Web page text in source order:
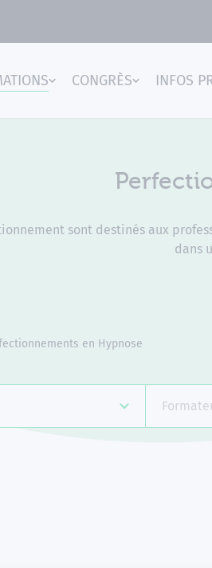
CONGRÈS INFOS
sont destinés aux
dans
en Hypnose